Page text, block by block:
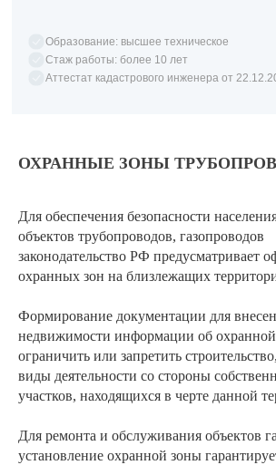
Образование: высшее техническое
Стаж работы: более 10 лет
Аттестат кадастрового инженера от
ОХРАННЫЕ ЗОНЫ
Для обеспечения безопасности
объектов трубопроводов, газопроводов
законодательство РФ предусматривает
охранных зон на близлежащих
Формирование документации для
недвижимости информации об охранной
ограничить или запретить
виды деятельности со стороны
участков, находящихся в черте данной
Для ремонта и обслуживания объектов
установление охранной зоны